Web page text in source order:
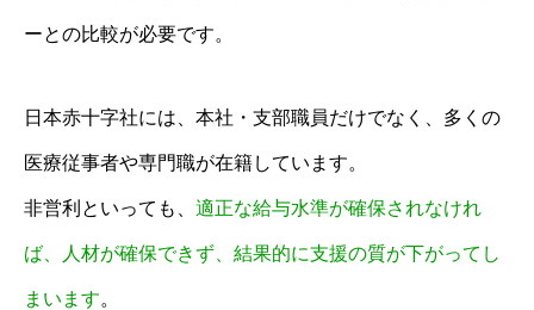
ーとの比較が必要です。
日本赤十字社には、本社・支部職員だけでなく、多くの
医療従事者や専門職が在籍しています。
非営利といっても、 適正な給与水準が確保されなけれ
ば、人材が確保できず、結果的に支援の質が下がってし
まいます。